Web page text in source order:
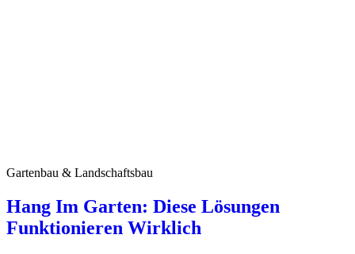
Gartenbau & Landschaftsbau
Hang Im Garten: Diese Lösungen
Funktionieren Wirklich